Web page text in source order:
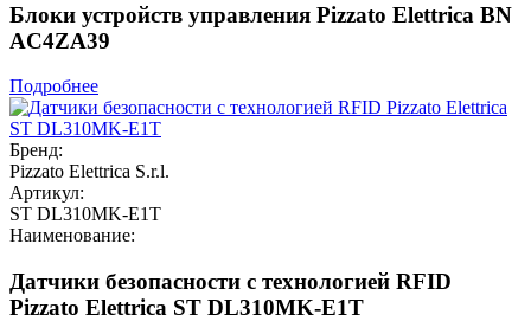
Блоки устройств управления Pizzato Elettrica BN
AC4ZA39
Подробнее
Бренд:
Pizzato Elettrica S.r.l.
Артикул:
ST DL310MK-E1T
Наименование:
Датчики безопасности с технологией RFID
Pizzato Elettrica ST DL310MK-E1T